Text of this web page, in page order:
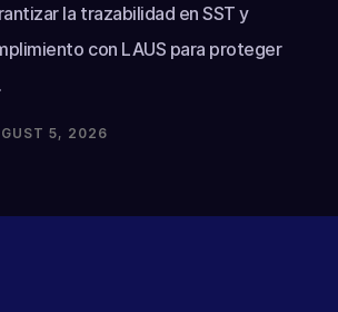
la trazabilidad en SST y
con LAUS para proteger
5, 2026